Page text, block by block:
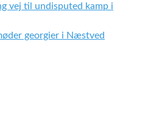
vej til undisputed kamp i
georgier i Næstved